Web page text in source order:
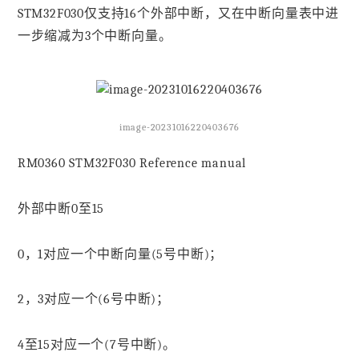
STM32F030仅支持16个外部中断，又在中断向量表中进
一步缩减为3个中断向量。
image-20231016220403676
RM0360 STM32F030 Reference manual
外部中断0至15
0，1对应一个中断向量(5号中断)；
2，3对应一个(6号中断)；
4至15对应一个(7号中断)。